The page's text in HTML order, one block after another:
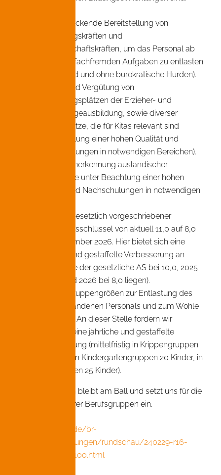
Flächendeckende Bereitstellung von
Verwaltungskräften und
Hauswirtschaftskräften, um das Personal ab
sofort von fachfremden Aufgaben zu entlasten
(umgehend und ohne bürokratische Hürden).
Ausbau und Vergütung von
Ausbildungsplätzen der Erzieher- und
Kinderpflegeausbildung, sowie diverser
Studienplätze, die für Kitas relevant sind
(Sicherstellung einer hohen Qualität und
Nachschulungen in notwendigen Bereichen).
Bessere Anerkennung ausländischer
Abschlüsse unter Beachtung einer hohen
Qualität und Nachschulungen in notwendigen
Besserer gesetzlich vorgeschriebener
Anstellungsschlüssel von aktuell 11,0 auf 8,0
ab Sep-tember 2026. Hier bietet sich eine
jährliche und gestaffelte Verbesserung an
(2024 sollte der gesetzliche AS bei 10,0, 2025
bei 9,0 und 2026 bei 8,0 liegen).
Kleinere Gruppengrößen zur Entlastung des
noch vorhandenen Personals und zum Wohle
der Kinder. An dieser Stelle fordern wir
ebenfalls eine jährliche und gestaffelte
Verbesserung (mittelfristig in Krippengruppen
10 Kinder, in Kindergartengruppen 20 Kinder, in
Hortgruppen 25 Kinder).
Der vkm-Bayern bleibt am Ball und setzt uns für die
Interessen unserer Berufsgruppen ein.
https://www.br.de/br-
fernsehen/sendungen/rundschau/240229-r16-
rettet-die-kitas-100.html